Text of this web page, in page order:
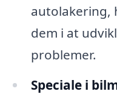
autolakering,
dem i at
problemer.
Speciale i